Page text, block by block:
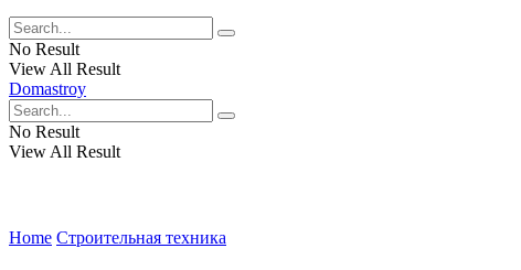
No Result
View All Result
Domastroy
No Result
View All Result
Home Строительная техника